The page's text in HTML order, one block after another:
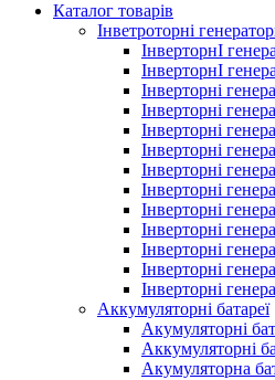
Каталог товарів
Інветроторні
ІнверторнІ
ІнверторнІ
Інверторні
Інверторні
Інверторні
Інверторні
Інверторні
Інверторні
Інверторні
Інверторні
Інверторні
Інверторні
Інверторні
Аккумуляторні батареї
Акумуляторні
Аккумуляторні
Акумуляторна